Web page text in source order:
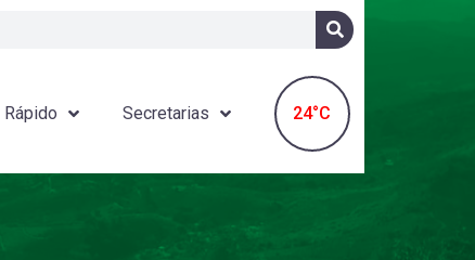
Secretarias 24°C